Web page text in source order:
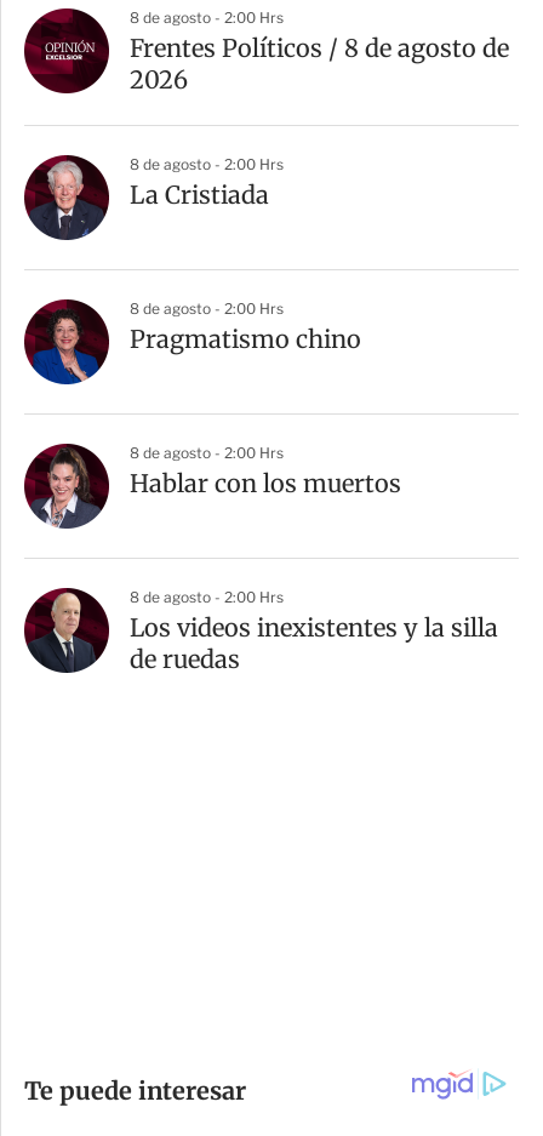
8 de agosto - 2:00 Hrs
Frentes Políticos / 8 de agosto de
2026
8 de agosto - 2:00 Hrs
La Cristiada
8 de agosto - 2:00 Hrs
Pragmatismo chino
8 de agosto - 2:00 Hrs
Hablar con los muertos
8 de agosto - 2:00 Hrs
Los videos inexistentes y la silla
de ruedas